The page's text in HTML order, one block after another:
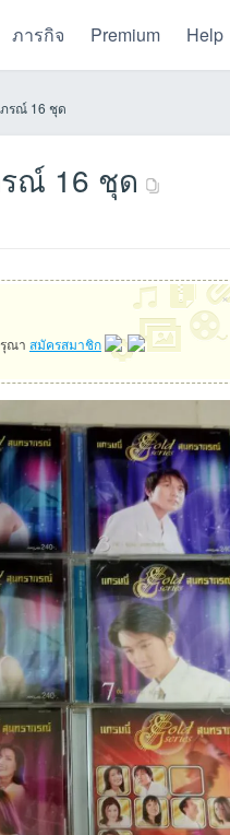
ภารกิจ Premium Help
ภรณ์ 16 ชุด
รณ์ 16 ชุด
ณา สมัครสมาชิก
×